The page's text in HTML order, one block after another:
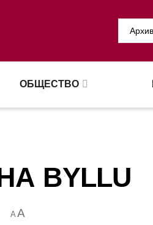
ОБЩЕСТВО
BYLLU
AA